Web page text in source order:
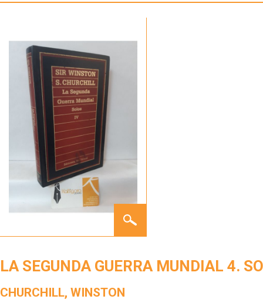
SEGUNDA
SOLOS
LA SEGUNDA GUERRA MUNDIAL 4.
CHURCHILL, WINSTON